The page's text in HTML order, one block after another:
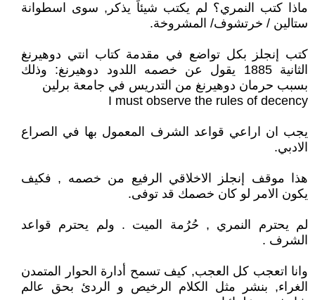
ماذا كتب النمري؟ لم يكتب شيئاً يذكر, سوى اسطوانة
ستالين / خرتشوف/ المشروخة.
كتب إنجلز بكل تواضع في مقدمة كتاب انتي دوهيرنغ
الثانية 1885 يقول عن خصمه اللدود دوهيرنغ: وذلك
بسبب حرمان دوهيرنغ من التدريس في جامعة برلين
I must observe the rules of decency
يجب ان اراعي قواعد الشرف المعمول بها في الصراع
الادبي.
هذا موقف إنجلز الاخلاقي الرفيع من خصمه , فكيف
يكون الامر لو كان خصمك قد توفى.
لم يحترم النمري , حُرُمة الميت . ولم يحترم قواعد
الشرف .
وانا اتعجب كل العجب, كيف تسمح أدارة الحوار المتمدن
الغراء, بنشر مثل الكلام الرخيص و الردئ بحق عالم